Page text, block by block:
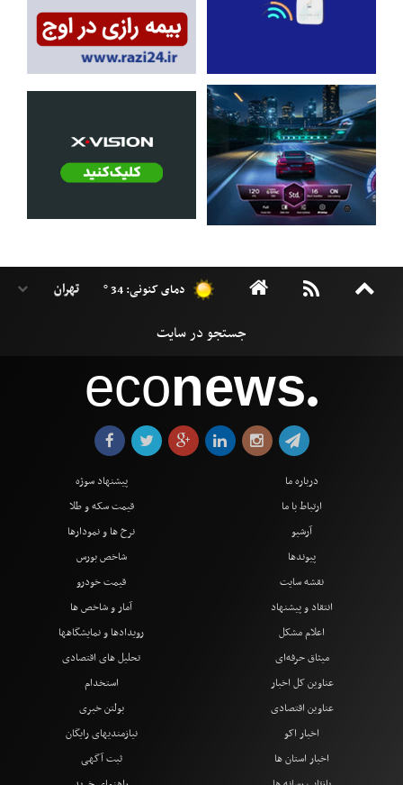
دمای کنونی: 34 °
econews●
درباره ما
ارتباط با ما
آرشیو
پیوندها
نقشه سایت
انتقاد و پیشنهاد
اعلام مشکل
میثاق حرفه‌ای
پیشنهاد سوژه
قیمت سکه و طلا
نرخ ها و نمودارها
شاخص بورس
قیمت خودرو
آمار و شاخص ها
رویدادها و نمایشگاهها
تحلیل های اقتصادی
عناوین کل اخبار
عناوین اقتصادی
اخبار اکو
اخبار استان ها
استخدام
بولتن خبری
نیازمندیهای رایگان
ثبت آگهی